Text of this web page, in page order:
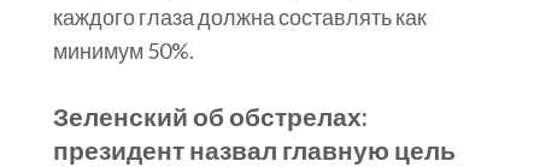
каждого глаза должна составлять как
минимум 50%.
Зеленский об обстрелах:
президент назвал главную цель